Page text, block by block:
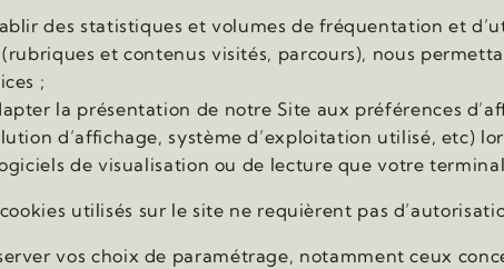
des statistiques et volumes de fréquentation et
et contenus visités, parcours), nous
;
la présentation de notre Site aux préférences
d’affichage, système d’exploitation utilisé, etc)
de visualisation ou de lecture que votre
utilisés sur le site ne requièrent pas
vos choix de paramétrage, notamment ceux